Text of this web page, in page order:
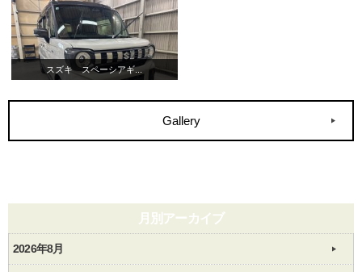
スズキ スペーシアギ...
Gallery
月別アーカイブ
2026年8月